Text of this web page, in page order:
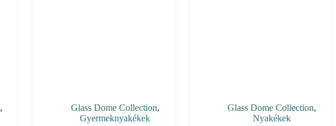
,
Glass Dome Collection,
Gyermeknyakékek
Glass Dome Collection,
Nyakékek